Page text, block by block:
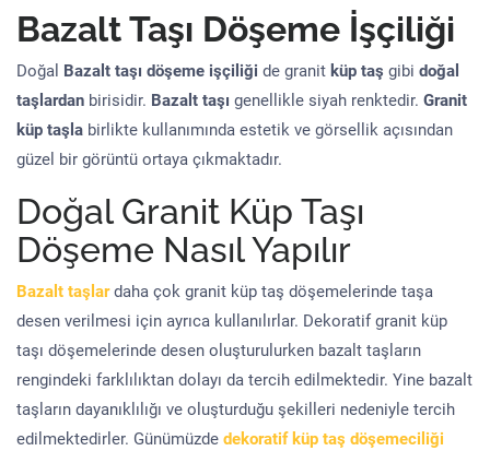
Bazalt Taşı Döşeme İşçiliği
Doğal Bazalt taşı döşeme işçiliği de granit küp taş gibi doğal
taşlardan birisidir. Bazalt taşı genellikle siyah renktedir. Granit
küp taşla birlikte kullanımında estetik ve görsellik açısından
güzel bir görüntü ortaya çıkmaktadır.
Doğal Granit Küp Taşı
Döşeme Nasıl Yapılır
Bazalt taşlardaha çok granit küp taş döşemelerinde taşa
desen verilmesi için ayrıca kullanılırlar. Dekoratif granit küp
taşı döşemelerinde desen oluşturulurken bazalt taşların
rengindeki farklılıktan dolayı da tercih edilmektedir. Yine bazalt
taşların dayanıklılığı ve oluşturduğu şekilleri nedeniyle tercih
edilmektedirler. Günümüzde dekoratif küp taş döşemeciliği